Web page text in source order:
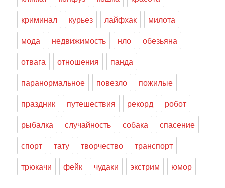
криминал
курьез лайфхак
милота
мода
недвижимость нло
обезьяна
отвага
отношения
панда
паранормальное
повезло
пожилые
праздник
путешествия рекорд
робот
рыбалка
случайность собака
спасение
спорт
тату творчество
транспорт
трюкачи
фейк чудаки экстрим юмор